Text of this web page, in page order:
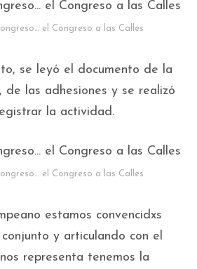
el Congreso a las Calles
se leyó el documento de la
de las adhesiones y se realizó
la actividad.
el Congreso a las Calles
estamos convencidxs
y articulando con el
representa tenemos la